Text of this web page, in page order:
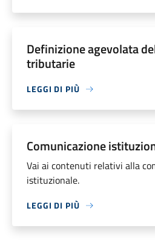
Definizione agevolata
tributarie
LEGGI DI PIÙ
Comunicazione
Vai ai contenuti relativi alla
istituzionale.
LEGGI DI PIÙ